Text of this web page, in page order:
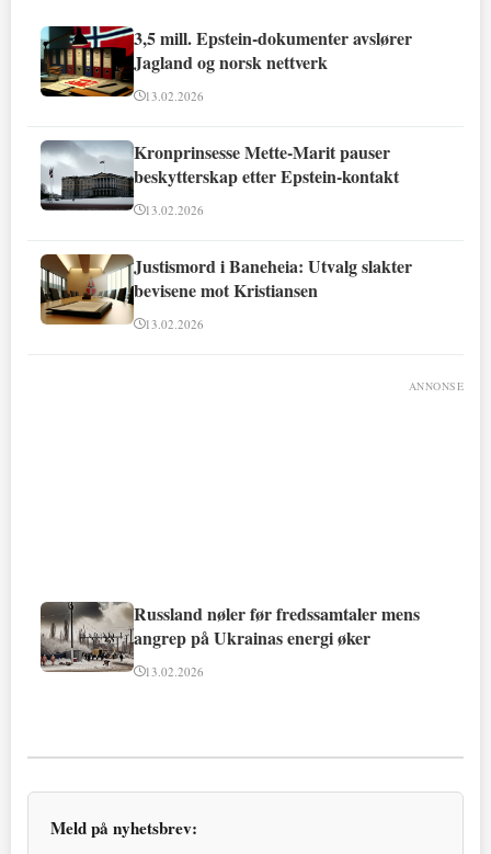
3,5 mill. Epstein-dokumenter avslører
Jagland og norsk nettverk
13.02.2026
Kronprinsesse Mette-Marit pauser
beskytterskap etter Epstein-kontakt
13.02.2026
Justismord i Baneheia: Utvalg slakter
bevisene mot Kristiansen
13.02.2026
ANNONSE
Russland nøler før fredssamtaler mens
angrep på Ukrainas energi øker
13.02.2026
Meld på nyhetsbrev: